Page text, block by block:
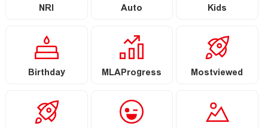
NRI Auto Kids
Birthday MLAProgress Mostviewed